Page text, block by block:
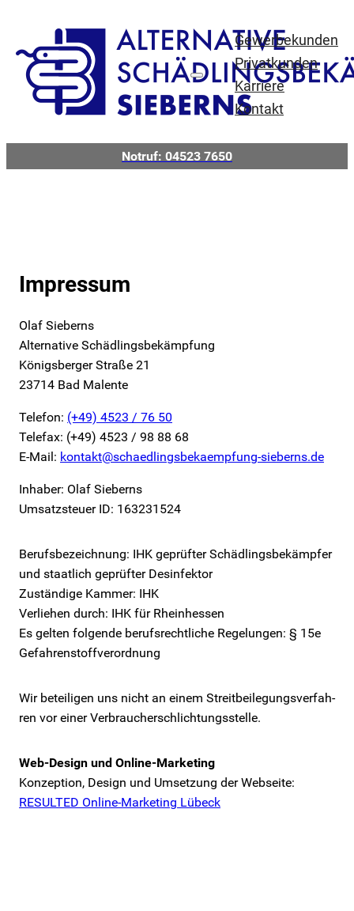
Gewerbekunden
Privatkunden
Karriere
Kontakt
Notruf: 04523 7650
Impressum
Olaf Sieberns
Alternative Schädlingsbekämpfung
Königsberger Straße 21
23714 Bad Malente
Telefon: (+49) 4523 / 76 50
Telefax: (+49) 4523 / 98 88 68
E-Mail: kontakt@schaedlingsbekaempfung-sieberns.de
Inhaber: Olaf Sieberns
Umsatzsteuer ID: 163231524
Berufsbezeichnung: IHK geprüfter Schädlingsbekämpfer
und staatlich geprüfter Desinfektor
Zuständige Kammer: IHK
Verliehen durch: IHK für Rheinhessen
Es gelten folgende berufsrechtliche Regelungen: § 15e
Gefahrenstoffverordnung
Wir be­tei­ligen uns nicht an einem Streit­bei­le­gungs­ver­fah­
ren vor einer Ver­brau­cher­schlich­tungs­stel­le.
Web-Design und Online-Marketing
Konzeption, Design und Umsetzung der Webseite:
RESULTED Online-Marketing Lübeck